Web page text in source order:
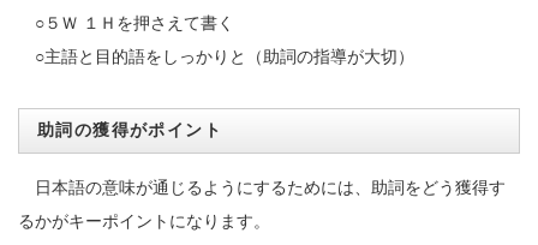
○５Ｗ １Ｈを押さえて書く
○主語と目的語をしっかりと（助詞の指導が大切）
助詞の獲得がポイント
日本語の意味が通じるようにするためには、助詞をどう獲得す
るかがキーポイントになります。